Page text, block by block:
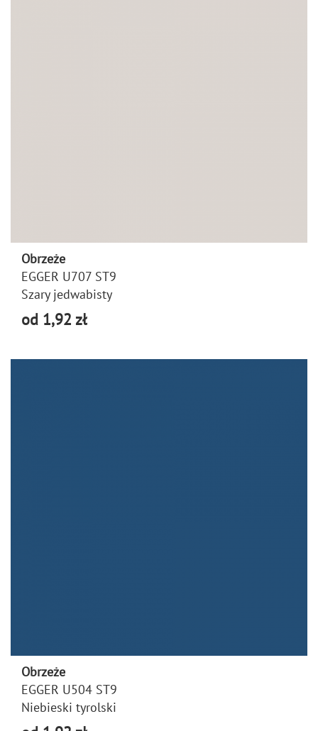
Obrzeże
EGGER U707 ST9
Szary jedwabisty
od 1,92 zł
Obrzeże
EGGER U504 ST9
Niebieski tyrolski